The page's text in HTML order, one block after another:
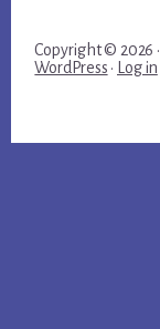
Copyright © 2026 ·
WordPress · Log in